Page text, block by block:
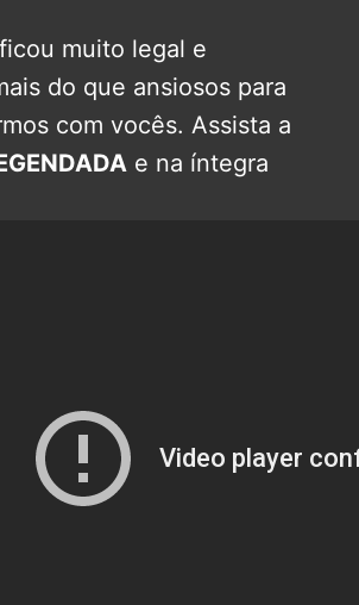
muito legal e
do que ansiosos para
com vocês. Assista a
e na íntegra